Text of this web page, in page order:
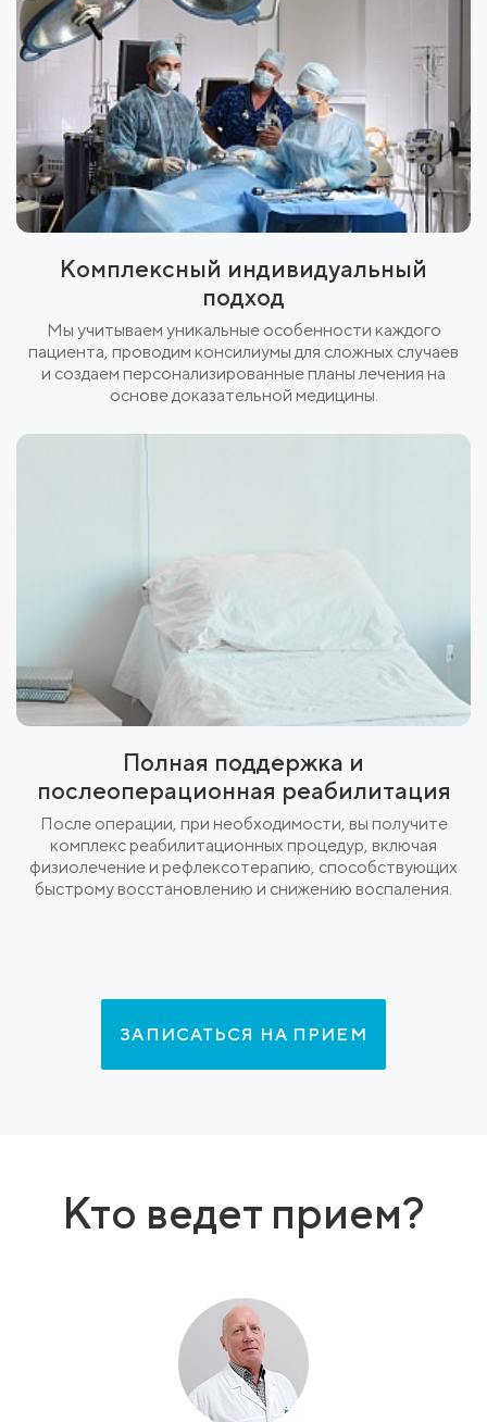
Комплексный индивидуальный
подход
Мы учитываем уникальные особенности каждого
пациента, проводим консилиумы для сложных случаев
и создаем персонализированные планы лечения на
основе доказательной медицины.
Полная поддержка и
послеоперационная реабилитация
После операции, при необходимости, вы получите
комплекс реабилитационных процедур, включая
физиолечение и рефлексотерапию, способствующих
быстрому восстановлению и снижению воспаления.
ЗАПИСАТЬСЯ НА ПРИЕМ
Кто ведет прием?